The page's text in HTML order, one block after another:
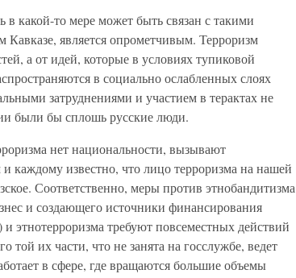
в какой-то мере может быть связан с такими
Кавказе, является опрометчивым. Терроризм
а от идей, которые в условиях тупиковой
в социально ослабленных слоях
затруднениями и участием в терактах не
были бы сплошь русские люди.
нет национальности, вызывают
каждому известно, что лицо терроризма на нашей
Соответственно, меры против этнобандитизма
и создающего источники финансирования
этнотерроризма требуют повсеместных действий
их части, что не занята на госслужбе, ведет
в сфере, где вращаются большие объемы